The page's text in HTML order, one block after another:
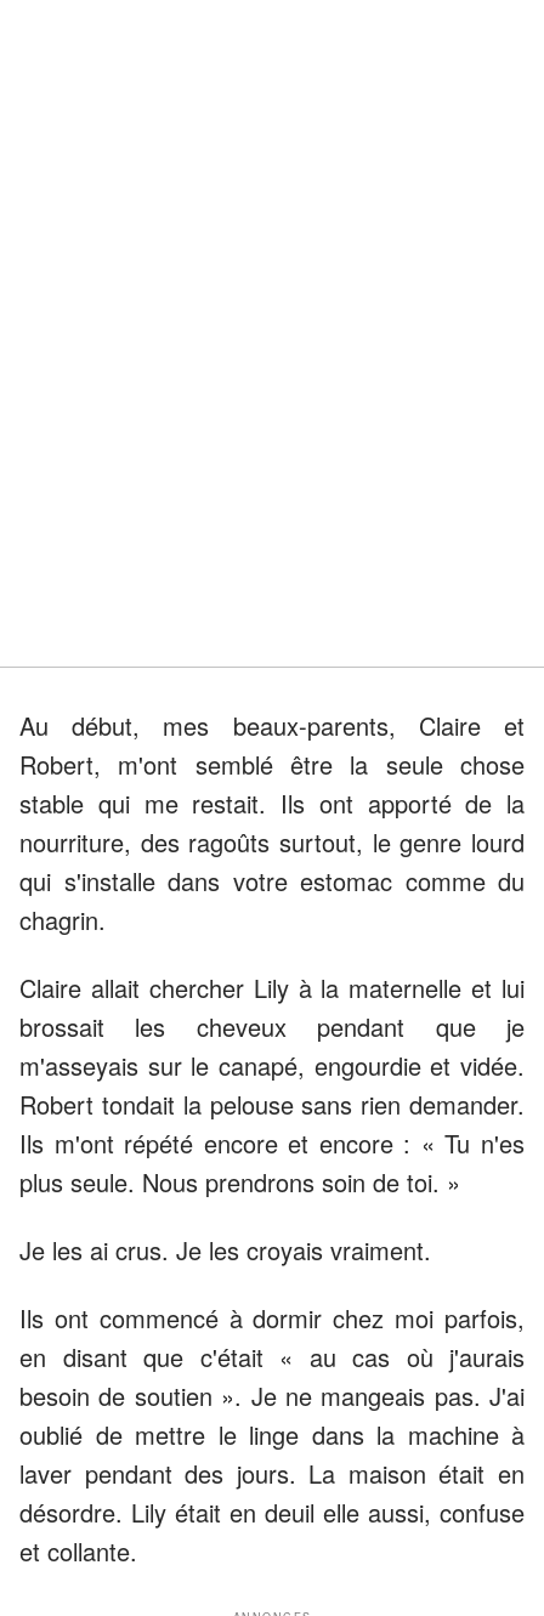
Au début, mes beaux-parents, Claire et
Robert, m'ont semblé être la seule chose
stable qui me restait. Ils ont apporté de la
nourriture, des ragoûts surtout, le genre lourd
qui s'installe dans votre estomac comme du
chagrin.
Claire allait chercher Lily à la maternelle et lui
brossait les cheveux pendant que je
m'asseyais sur le canapé, engourdie et vidée.
Robert tondait la pelouse sans rien demander.
Ils m'ont répété encore et encore : « Tu n'es
plus seule. Nous prendrons soin de toi. »
Je les ai crus. Je les croyais vraiment.
Ils ont commencé à dormir chez moi parfois,
en disant que c'était « au cas où j'aurais
besoin de soutien ». Je ne mangeais pas. J'ai
oublié de mettre le linge dans la machine à
laver pendant des jours. La maison était en
désordre. Lily était en deuil elle aussi, confuse
et collante.